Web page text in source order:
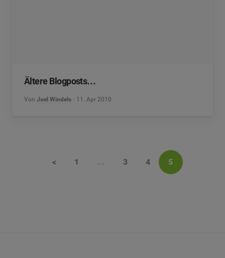
Ältere Blogposts…
Von Joel Windels 11. Apr 2010
< 1 … 3 4 5